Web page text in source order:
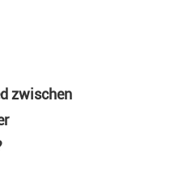
zwischen